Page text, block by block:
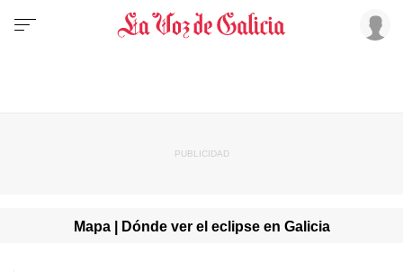
Mapa | Dónde ver el eclipse en Galicia